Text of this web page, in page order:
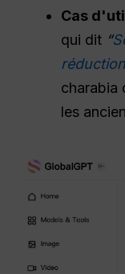
Cas
qui dit “
réduction
charabia
les